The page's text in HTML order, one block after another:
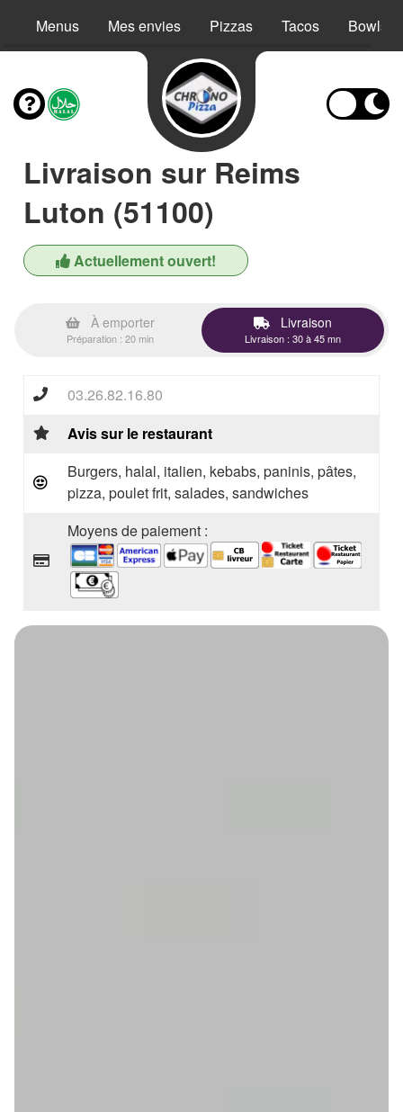
Menus Mes envies Pizzas Tacos Bowls
Livraison sur Reims
Luton (51100)
Actuellement ouvert!
À emporter
Préparation : 20 min
Livraison
Livraison : 30 à 45 mn
03.26.82.16.80
Avis sur le restaurant
Burgers, halal, italien, kebabs, paninis, pâtes,
pizza, poulet frit, salades, sandwiches
Moyens de paiement :